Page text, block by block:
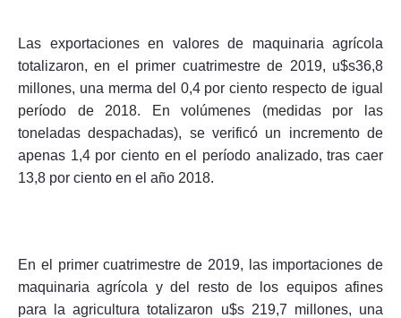
Las exportaciones en valores de maquinaria agrícola
totalizaron, en el primer cuatrimestre de 2019, u$s36,8
millones, una merma del 0,4 por ciento respecto de igual
período de 2018. En volúmenes (medidas por las
toneladas despachadas), se verificó un incremento de
apenas 1,4 por ciento en el período analizado, tras caer
13,8 por ciento en el año 2018.
En el primer cuatrimestre de 2019, las importaciones de
maquinaria agrícola y del resto de los equipos afines
para la agricultura totalizaron u$s 219,7 millones, una